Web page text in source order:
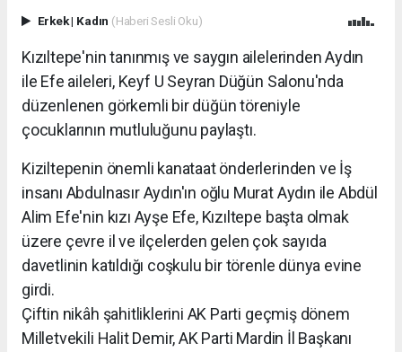
Erkek| Kadın (Haberi Sesli Oku)
Kızıltepe'nin tanınmış ve saygın ailelerinden Aydın
ile Efe aileleri, Keyf U Seyran Düğün Salonu'nda
düzenlenen görkemli bir düğün töreniyle
çocuklarının mutluluğunu paylaştı.
Kiziltepenin önemli kanataat önderlerinden ve İş
insanı Abdulnasır Aydın'ın oğlu Murat Aydın ile Abdül
Alim Efe'nin kızı Ayşe Efe, Kızıltepe başta olmak
üzere çevre il ve ilçelerden gelen çok sayıda
davetlinin katıldığı coşkulu bir törenle dünya evine
girdi.
Çiftin nikâh şahitliklerini AK Parti geçmiş dönem
Milletvekili Halit Demir, AK Parti Mardin İl Başkanı